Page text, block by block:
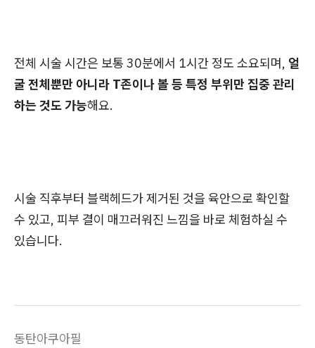
전체 시술 시간은 보통 30분에서 1시간 정도 소요되며, 얼
굴 전체뿐만 아니라 T존이나 볼 등 특정 부위만 집중 관리
하는 것도 가능해요.
시술 직후부터 블랙헤드가 제거된 것을 육안으로 확인할
수 있고, 피부 결이 매끄러워진 느낌을 바로 체험하실 수
있습니다.
동탄아쿠아필